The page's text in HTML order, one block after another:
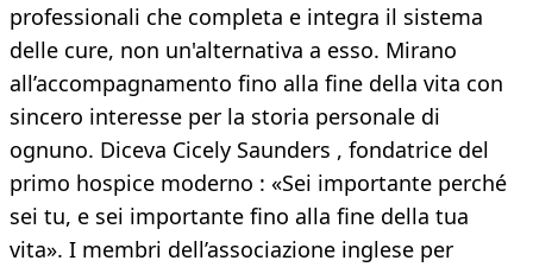
professionali che completa e integra il sistema
delle cure, non un'alternativa a esso. Mirano
all’accompagnamento fino alla fine della vita con
sincero interesse per la storia personale di
ognuno. Diceva Cicely Saunders , fondatrice del
primo hospice moderno : «Sei importante perché
sei tu, e sei importante fino alla fine della tua
vita». I membri dell’associazione inglese per